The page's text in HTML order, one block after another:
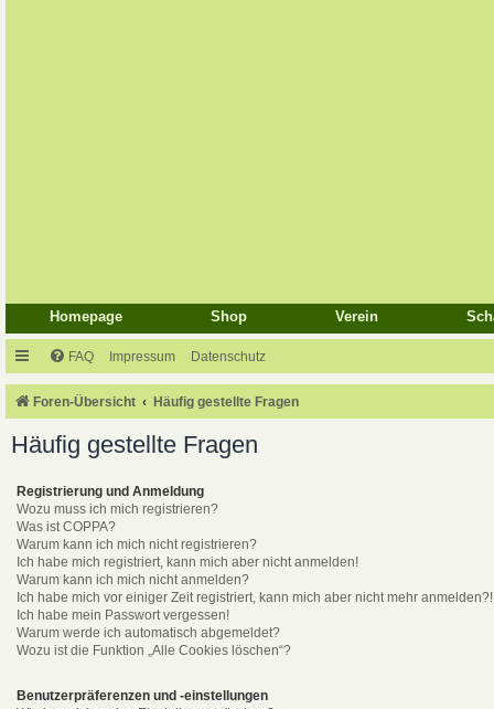
Homepage Shop Verein
FAQ Impressum Datenschutz
Foren-Übersicht Häufig gestellte Fragen
Häufig gestellte Fragen
Registrierung und Anmeldung
Wozu muss ich mich registrieren?
Was ist COPPA?
Warum kann ich mich nicht registrieren?
Ich habe mich registriert, kann mich aber nicht anmelden!
Warum kann ich mich nicht anmelden?
Ich habe mich vor einiger Zeit registriert, kann mich aber nicht mehr anmelden?!
Ich habe mein Passwort vergessen!
Warum werde ich automatisch abgemeldet?
Wozu ist die Funktion „Alle Cookies löschen“?
Benutzerpräferenzen und -einstellungen